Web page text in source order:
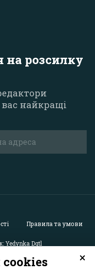
на розсилку
найкращі
Правила та умови
Yedynka Dgtl
×